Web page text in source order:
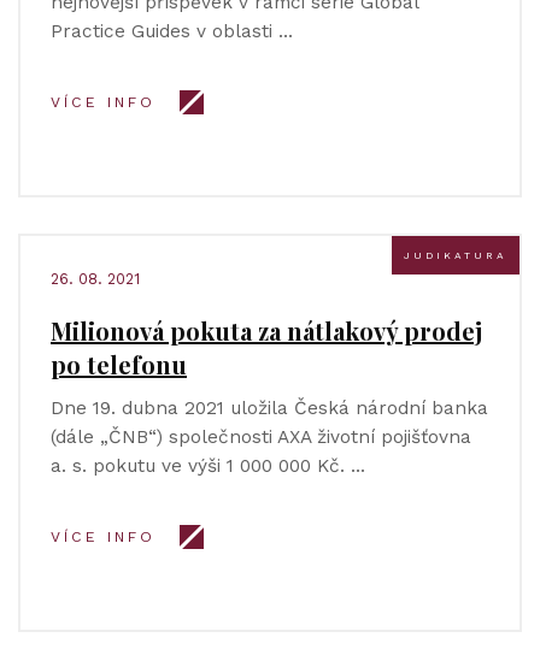
Practice Guides v oblasti …
VÍCE INFO
JUDIKATURA
26. 08. 2021
Milionová pokuta za nátlakový prodej
po telefonu
Dne 19. dubna 2021 uložila Česká národní banka
(dále „ČNB“) společnosti AXA životní pojišťovna
a. s. pokutu ve výši 1 000 000 Kč. …
VÍCE INFO